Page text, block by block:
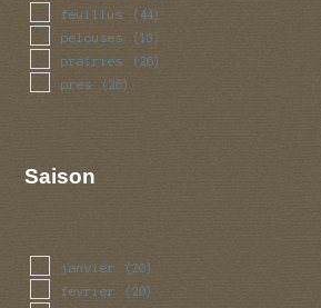
feuillus (44)
pelouses (13)
prairies (26)
pres (26)
Saison
janvier (20)
fevrier (20)